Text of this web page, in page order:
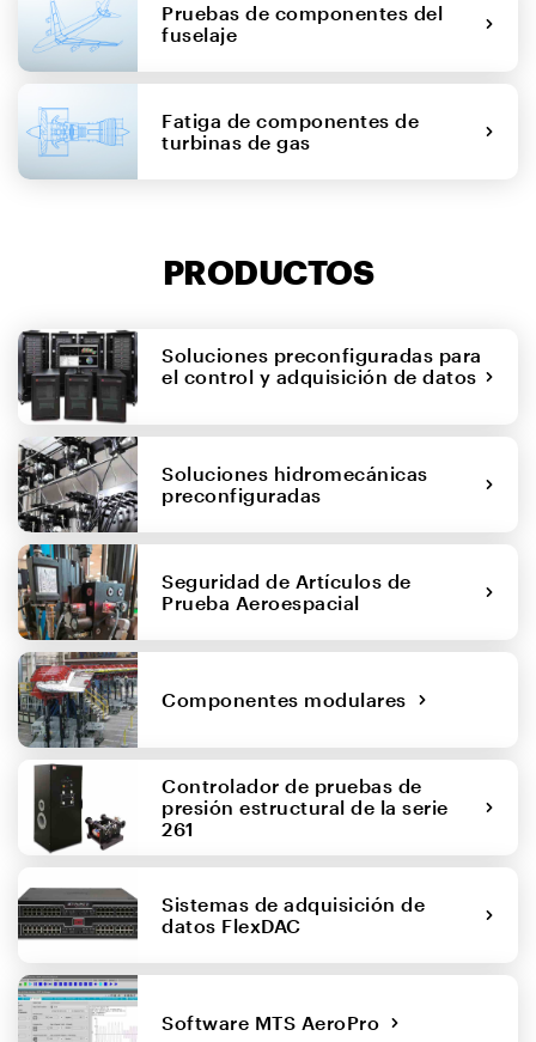
Pruebas de componentes del
fuselaje
Fatiga de componentes de
turbinas de gas
PRODUCTOS
Soluciones preconfiguradas para
el control y adquisición de datos
Soluciones hidromecánicas
preconfiguradas
Seguridad de Artículos de
Prueba Aeroespacial
Componentes modulares
Controlador de pruebas de
presión estructural de la serie
261
Sistemas de adquisición de
datos FlexDAC
Software MTS AeroPro